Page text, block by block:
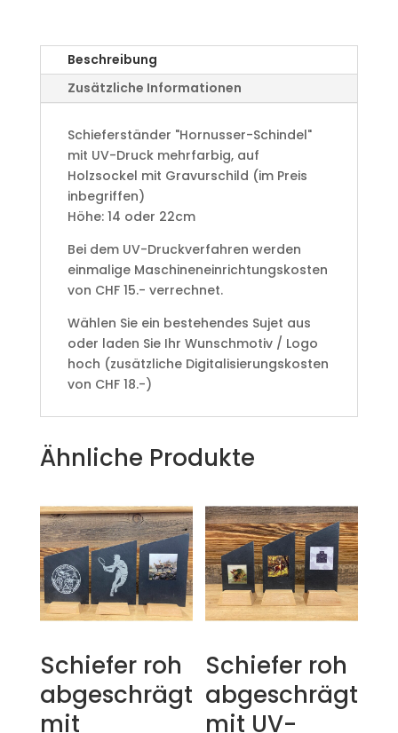
-
595D
Menge
Beschreibung
Zusätzliche Informationen
Schieferständer "Hornusser-Schindel"
mit UV-Druck mehrfarbig, auf
Holzsockel mit Gravurschild (im Preis
inbegriffen)
Höhe: 14 oder 22cm
Bei dem UV-Druckverfahren werden
einmalige Maschineneinrichtungskosten
von CHF 15.- verrechnet.
Wählen Sie ein bestehendes Sujet aus
oder laden Sie Ihr Wunschmotiv / Logo
hoch (zusätzliche Digitalisierungskosten
von CHF 18.-)
Ähnliche Produkte
Schiefer roh
abgeschrägt
mit
Schiefer roh
abgeschrägt
mit UV-